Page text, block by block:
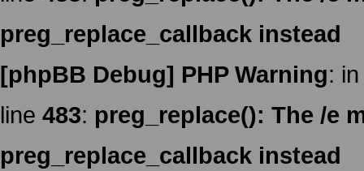
preg_replace_callback instead
[phpBB Debug] PHP Warning:
line 483: preg_replace(): The /e
preg_replace_callback instead